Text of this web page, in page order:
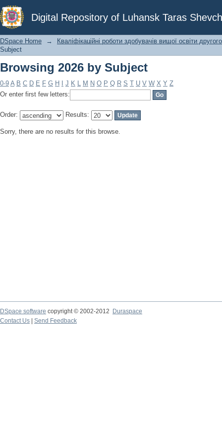
Digital Repository of Luhansk Taras
Browsing 2026 by Subject
DSpace Home →
Кваліфікаційні роботи здобувачів вищої освіти
Subject
Browsing 2026 by Subject
0-9 A B C D E F G H J K L M N O P Q R S T U V W X Y Z
Or enter first few letters:
Order: Results:
Sorry, there are no results for this browse.
DSpace software copyright © 2002-2012
Duraspace
Contact Us
Send Feedback